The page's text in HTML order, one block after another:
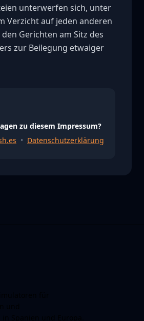
unterwerfen sich, unter
Verzicht auf jeden anderen
Gerichten am Sitz des
zur Beilegung etwaiger
zu diesem Impressum?
• Datenschutzerklärung